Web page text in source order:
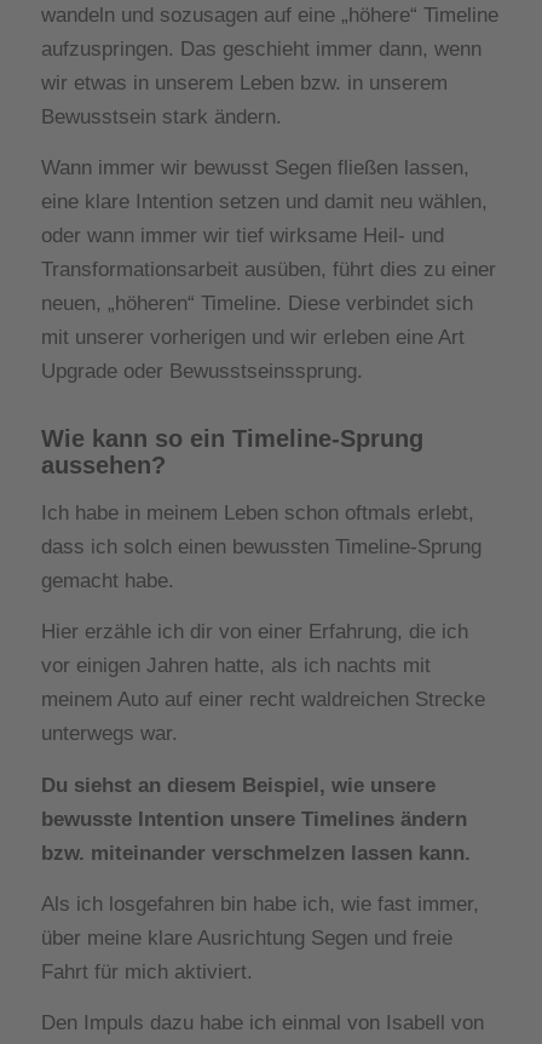
wandeln und sozusagen auf eine „höhere“ Timeline
aufzuspringen. Das geschieht immer dann, wenn
wir etwas in unserem Leben bzw. in unserem
Bewusstsein stark ändern.
Wann immer wir bewusst Segen fließen lassen,
eine klare Intention setzen und damit neu wählen,
oder wann immer wir tief wirksame Heil- und
Transformationsarbeit ausüben, führt dies zu einer
neuen, „höheren“ Timeline. Diese verbindet sich
mit unserer vorherigen und wir erleben eine Art
Upgrade oder Bewusstseinssprung.
Wie kann so ein Timeline-Sprung
aussehen?
Ich habe in meinem Leben schon oftmals erlebt,
dass ich solch einen bewussten Timeline-Sprung
gemacht habe.
Hier erzähle ich dir von einer Erfahrung, die ich
vor einigen Jahren hatte, als ich nachts mit
meinem Auto auf einer recht waldreichen Strecke
unterwegs war.
Du siehst an diesem Beispiel, wie unsere
bewusste Intention unsere Timelines ändern
bzw. miteinander verschmelzen lassen kann.
Als ich losgefahren bin habe ich, wie fast immer,
über meine klare Ausrichtung Segen und freie
Fahrt für mich aktiviert.
Den Impuls dazu habe ich einmal von Isabell von